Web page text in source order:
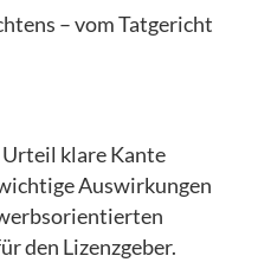
– vom Tatgericht
klare Kante
Auswirkungen
den Lizenzgeber.